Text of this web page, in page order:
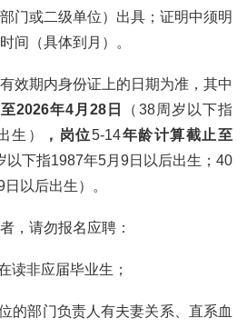
门或二级单位）出具；证明中须明
间（具体到月）。
效期内身份证上的日期为准，其中
2026年4月28日
（38周岁以下指
生）
，岗位5-14年龄计算截止至
以下指1987年5月9日以后出生；40
以后出生）。
，请勿报名应聘：
读非应届毕业生；
的部门负责人有夫妻关系、直系血